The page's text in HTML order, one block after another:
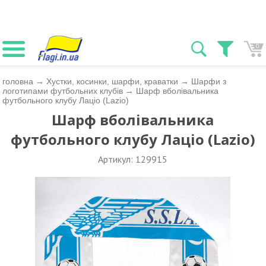
0
головна → Хустки, косинки, шарфи, краватки → Шарфи з
логотипами футбольних клубів → Шарф вболівальника
футбольного клубу Лаціо (Lazio)
Шарф вболівальника
футбольного клубу Лаціо (Lazio)
Артикул: 129915